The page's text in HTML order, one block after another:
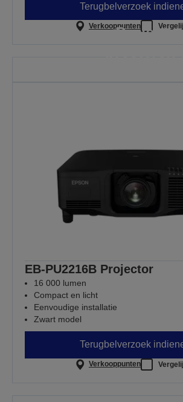
Terugbelverzoek
Verkooppunten
EB-PU2216B Projector
16 000 lumen
Compact en licht
Eenvoudige installatie
Zwart model
Terugbelverzoek
Verkooppunten